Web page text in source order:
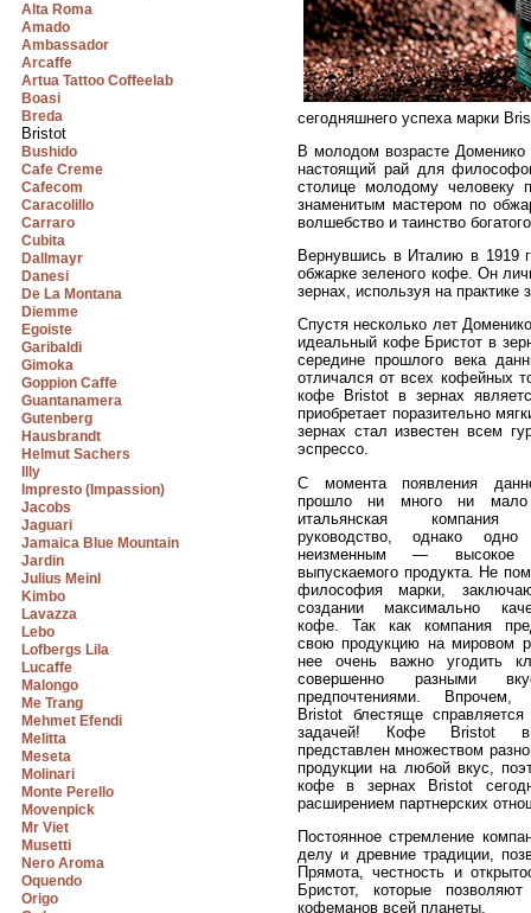
Alta Roma
Amado
Ambassador
Arcaffe
Artua Tattoo Coffeelab
Boasi
Breda
Bristot
Bushido
Cafe Creme
Cafecom
Caracolillo
Carraro
Cubita
Dallmayr
Danesi
De La Montana
Diemme
Egoiste
Garibaldi
Gimoka
Goppion Caffe
Guantanamera
Gutenberg
Hausbrandt
Helmut Sachers
Illy
Impresto (Impassion)
Jacobs
Jaguari
Jamaica Blue Mountain
Jardin
Julius Meinl
Kimbo
Lavazza
Lebo
Lofbergs Lila
Lucaffe
Malongo
Me Trang
Mehmet Efendi
Melitta
Meseta
Molinari
Monte Perello
Movenpick
Mr Viet
Musetti
Nero Aroma
Oquendo
Origo
сегодняшнего успеха марки
В молодом возрасте
настоящий рай для
столице молодому человеку
знаменитым мастером по
волшебство и таинство
Вернувшись в Италию в 1919
обжарке зеленого кофе. Он
зернах, используя на
Спустя несколько лет
идеальный кофе Бристот в
середине прошлого века
отличался от всех кофейных
кофе Bristot в зернах
приобретает поразительно
зернах стал известен всем
эспрессо.
С момента появления
прошло ни много ни
итальянская компания
руководство, однако одно
неизменным — высокое
выпускаемого продукта. Не
философия марки,
создании максимально
кофе. Так как компания
свою продукцию на мировом
нее очень важно угодить
совершенно разными
предпочтениями. Впрочем,
Bristot блестяще
задачей! Кофе Bristot в
представлен множеством
продукции на любой вкус,
кофе в зернах Bristot
расширением партнерских
Постоянное стремление
делу и древние традиции,
Прямота, честность и
Бристот, которые
кофеманов всей планеты.